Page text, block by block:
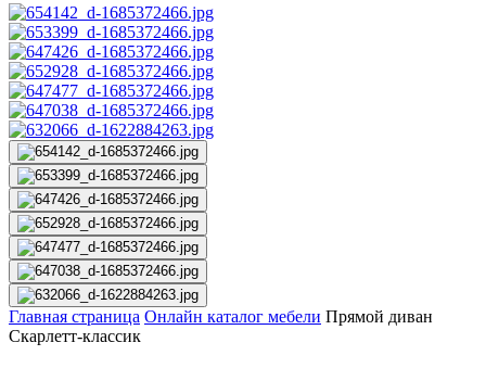
Главная страница Онлайн каталог мебели Прямой диван
Скарлетт-классик